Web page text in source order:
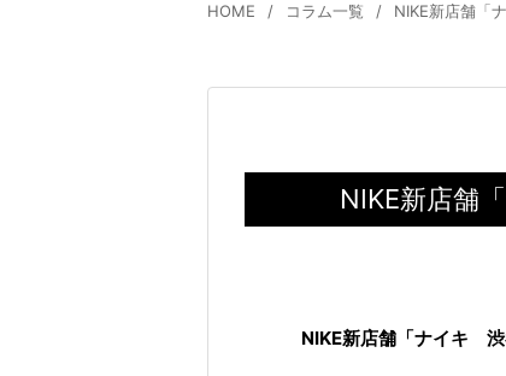
HOME コラム一覧 NIKE新店舗「
NIKE新店舗
NIKE新店舗「ナイキ 渋